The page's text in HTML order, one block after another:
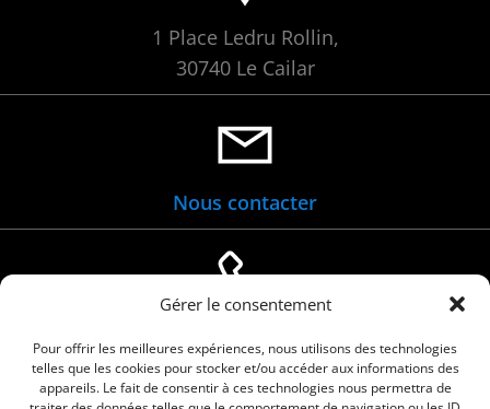
Gérer le consentement
Pour offrir les meilleures expériences, nous utilisons des technologies
telles que les cookies pour stocker et/ou accéder aux informations des
appareils. Le fait de consentir à ces technologies nous permettra de
1 Place Ledru Rollin,
30740 Le Cailar
Nous contacter
04 66 88 01 05